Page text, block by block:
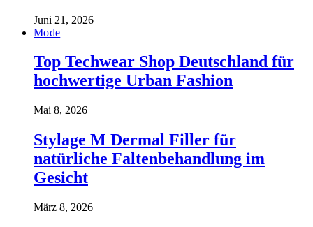
Juni 21, 2026
Mode
Top Techwear Shop Deutschland für
hochwertige Urban Fashion
Mai 8, 2026
Stylage M Dermal Filler für
natürliche Faltenbehandlung im
Gesicht
März 8, 2026